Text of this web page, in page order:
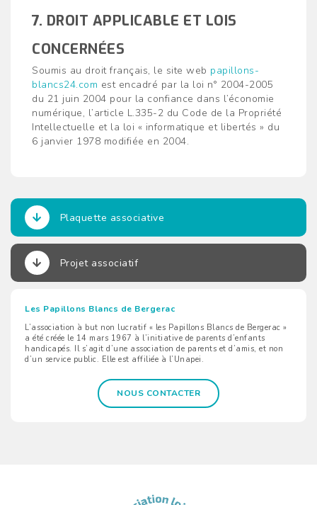
7. DROIT APPLICABLE ET LOIS
CONCERNÉES
Soumis au droit français, le site web papillons-
blancs24.com est encadré par la loi n° 2004-2005
du 21 juin 2004 pour la confiance dans l’économie
numérique, l’article L.335-2 du Code de la Propriété
Intellectuelle et la loi « informatique et libertés » du
6 janvier 1978 modifiée en 2004.
Plaquette associative
Projet associatif
Les Papillons Blancs de Bergerac
L’association à but non lucratif « les Papillons Blancs de Bergerac »
a été créée le 14 mars 1967 à l’initiative de parents d’enfants
handicapés. Il s’agit d’une association de parents et d’amis, et non
d’un service public. Elle est affiliée à l’Unapei.
NOUS CONTACTER